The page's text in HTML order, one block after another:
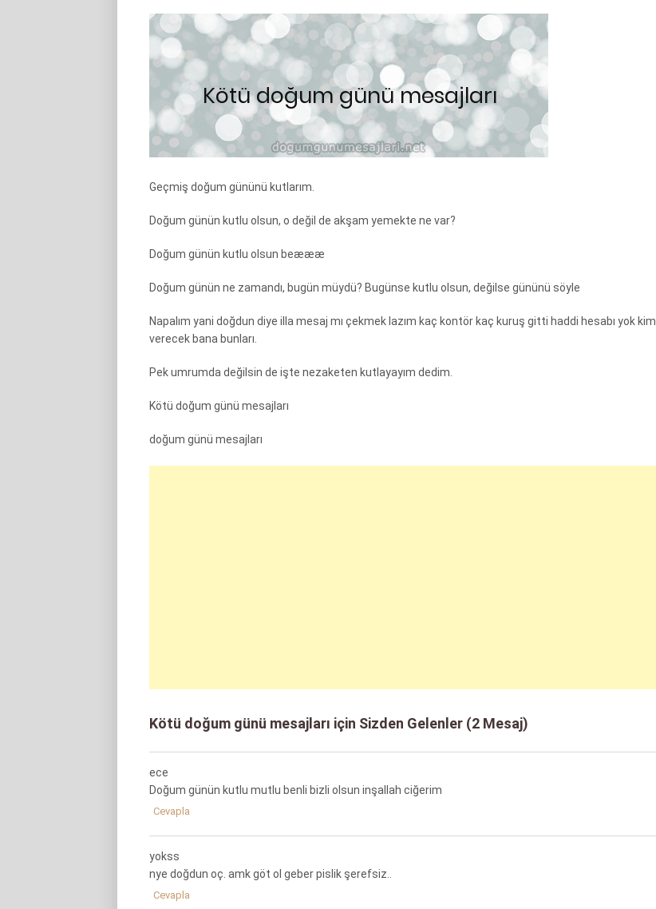
Geçmiş doğum gününü kutlarım.
Doğum günün kutlu olsun, o değil de akşam yemekte ne var?
Doğum günün kutlu olsun beæææ
Doğum günün ne zamandı, bugün müydü? Bugünse kutlu olsun, değilse gününü söyle
Napalım yani doğdun diye illa mesaj mı çekmek lazım kaç kontör kaç kuruş gitti haddi hesabı yok kim
verecek bana bunları.
Pek umrumda değilsin de işte nezaketen kutlayayım dedim.
Kötü doğum günü mesajları
doğum günü mesajları
Kötü doğum günü mesajları için Sizden Gelenler (2 Mesaj)
ece
Doğum günün kutlu mutlu benli bizli olsun inşallah ciğerim
Cevapla
yokss
nye doğdun oç. amk göt ol geber pislik şerefsiz..
Cevapla